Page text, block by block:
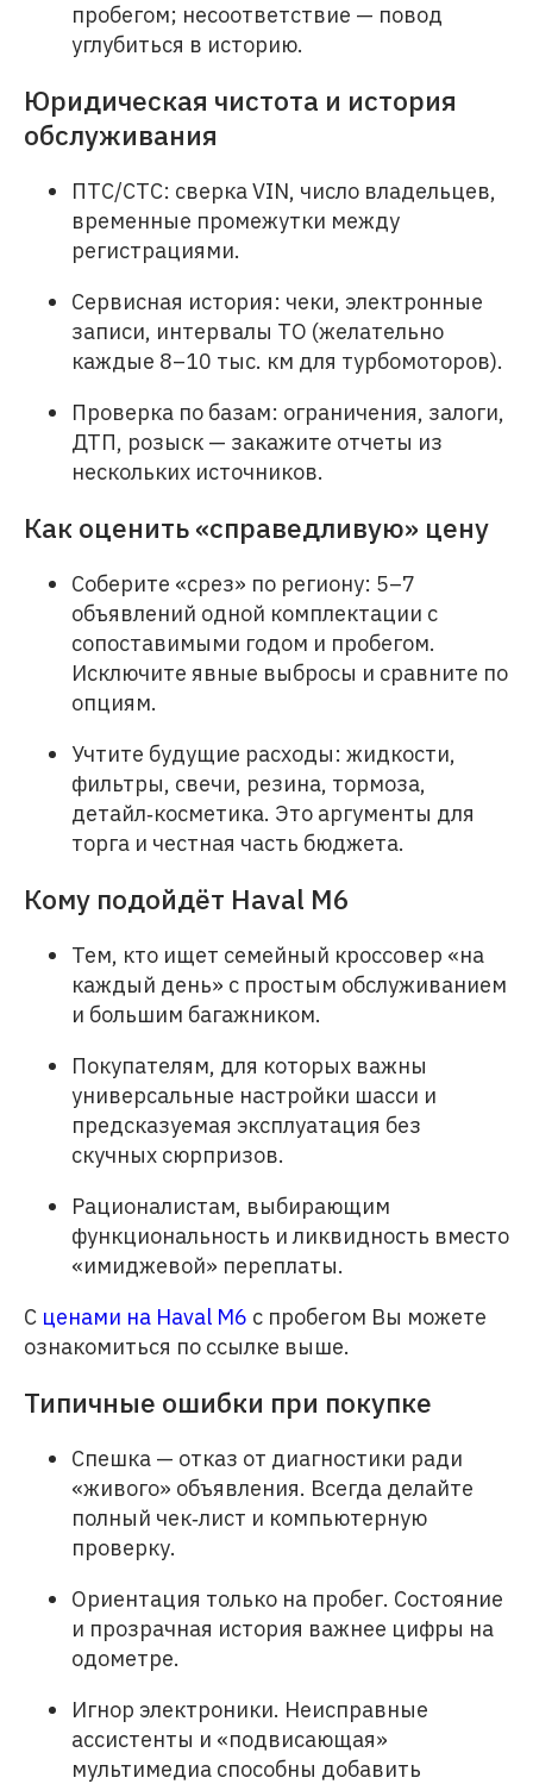
пробегом; несоответствие — повод
углубиться в историю.
Юридическая чистота и история
обслуживания
ПТС/СТС: сверка VIN, число владельцев,
временные промежутки между
регистрациями.
Сервисная история: чеки, электронные
записи, интервалы ТО (желательно
каждые 8–10 тыс. км для турбомоторов).
Проверка по базам: ограничения, залоги,
ДТП, розыск — закажите отчеты из
нескольких источников.
Как оценить «справедливую» цену
Соберите «срез» по региону: 5–7
объявлений одной комплектации с
сопоставимыми годом и пробегом.
Исключите явные выбросы и сравните по
опциям.
Учтите будущие расходы: жидкости,
фильтры, свечи, резина, тормоза,
детайл‑косметика. Это аргументы для
торга и честная часть бюджета.
Кому подойдёт Haval M6
Тем, кто ищет семейный кроссовер «на
каждый день» с простым обслуживанием
и большим багажником.
Покупателям, для которых важны
универсальные настройки шасси и
предсказуемая эксплуатация без
скучных сюрпризов.
Рационалистам, выбирающим
функциональность и ликвидность вместо
«имиджевой» переплаты.
С ценами на Haval M6 с пробегом Вы можете
ознакомиться по ссылке выше.
Типичные ошибки при покупке
Спешка — отказ от диагностики ради
«живого» объявления. Всегда делайте
полный чек‑лист и компьютерную
проверку.
Ориентация только на пробег. Состояние
и прозрачная история важнее цифры на
одометре.
Игнор электроники. Неисправные
ассистенты и «подвисающая»
мультимедиа способны добавить